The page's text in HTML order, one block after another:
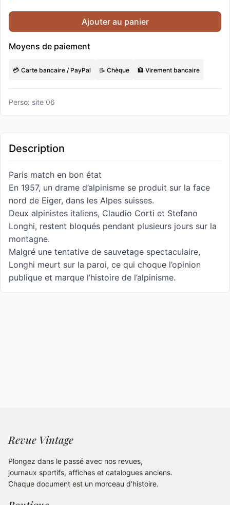
Ajouter au panier
Moyens de paiement
💳 Carte bancaire / PayPal 📝 Chèque 🏦 Virement bancaire
Perso: site 06
Description
Paris match en bon état
En 1957, un drame d’alpinisme se produit sur la face
nord de Eiger, dans les Alpes suisses.
Deux alpinistes italiens, Claudio Corti et Stefano
Longhi, restent bloqués pendant plusieurs jours sur la
montagne.
Malgré une tentative de sauvetage spectaculaire,
Longhi meurt sur la paroi, ce qui choque l’opinion
publique et marque l’histoire de l’alpinisme.
Revue Vintage
Plongez dans le passé avec nos revues,
journaux sportifs, affiches et catalogues anciens.
Chaque document est un morceau d'histoire.